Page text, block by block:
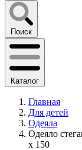
Поиск
Каталог
Главная
Для детей
Одеяла
Одеяло
х 150